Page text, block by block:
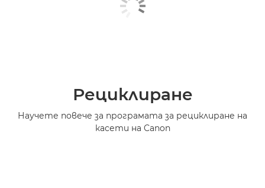
Рециклиране
Научете повече за програмата за рециклиране на
касети на Canon